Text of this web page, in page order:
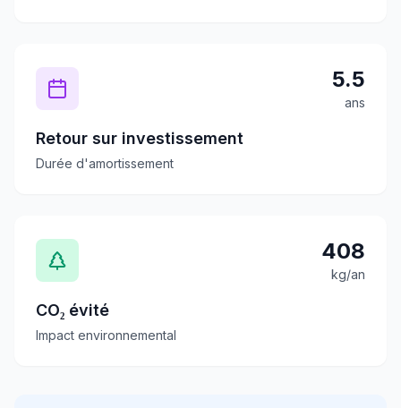
5.5
ans
Retour sur investissement
Durée d'amortissement
408
kg/an
CO₂ évité
Impact environnemental